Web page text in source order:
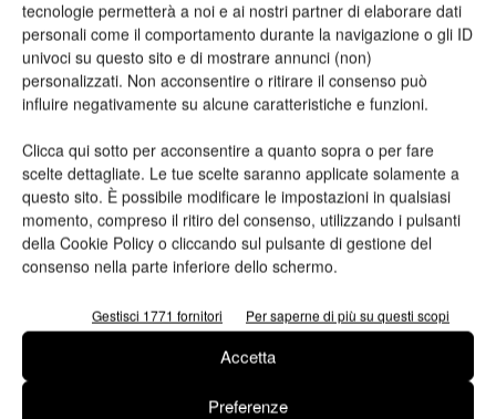
tecnologie permetterà a noi e ai nostri partner di elaborare dati
personali come il comportamento durante la navigazione o gli ID
univoci su questo sito e di mostrare annunci (non)
personalizzati. Non acconsentire o ritirare il consenso può
influire negativamente su alcune caratteristiche e funzioni.
Clicca qui sotto per acconsentire a quanto sopra o per fare
scelte dettagliate. Le tue scelte saranno applicate solamente a
questo sito. È possibile modificare le impostazioni in qualsiasi
momento, compreso il ritiro del consenso, utilizzando i pulsanti
della Cookie Policy o cliccando sul pulsante di gestione del
consenso nella parte inferiore dello schermo.
Gestisci 1771 fornitori Per saperne di più su questi scopi
Accetta
Preferenze
n.2 - Giugno 2026 n.1 - Maggio 2026 n.6 - Dicembre 2025
Edicola Web